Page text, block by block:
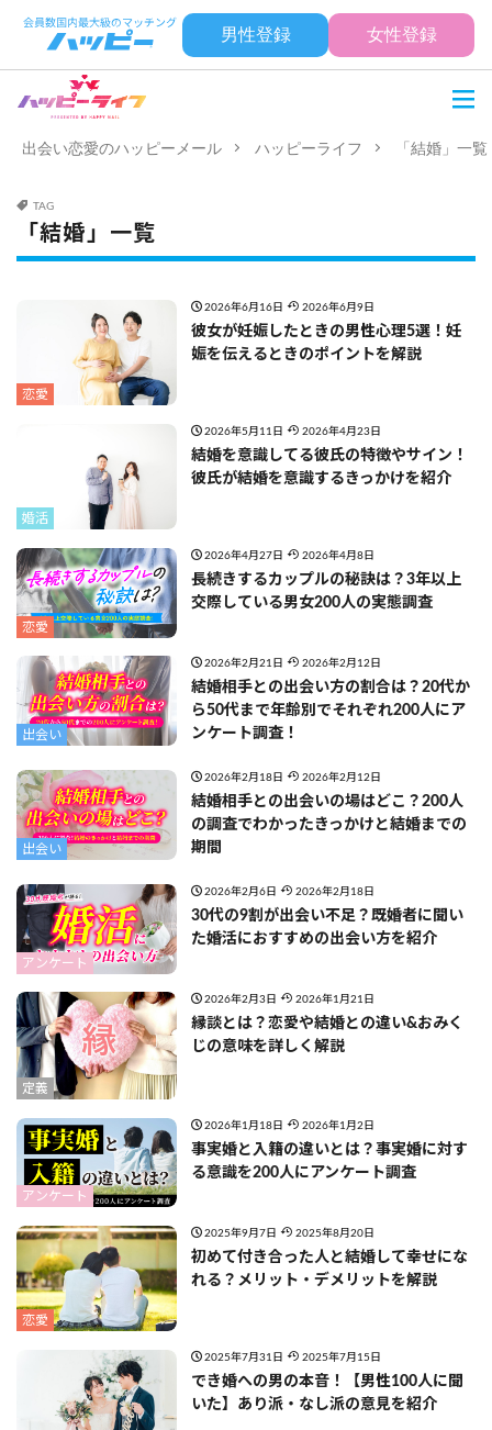
男性登録 女性登録
出会い恋愛のハッピーメール ハッピーライフ 「結婚」一覧
TAG
「結婚」一覧
恋愛
2026年6月16日 2026年6月9日
彼女が妊娠したときの男性心理5選！妊
娠を伝えるときのポイントを解説
婚活
2026年5月11日 2026年4月23日
結婚を意識してる彼氏の特徴やサイン！
彼氏が結婚を意識するきっかけを紹介
恋愛
2026年4月27日 2026年4月8日
長続きするカップルの秘訣は？3年以上
交際している男女200人の実態調査
出会い
2026年2月21日 2026年2月12日
結婚相手との出会い方の割合は？20代か
ら50代まで年齢別でそれぞれ200人にア
ンケート調査！
出会い
2026年2月18日 2026年2月12日
結婚相手との出会いの場はどこ？200人
の調査でわかったきっかけと結婚までの
期間
アンケート
2026年2月6日 2026年2月18日
30代の9割が出会い不足？既婚者に聞い
た婚活におすすめの出会い方を紹介
定義
2026年2月3日 2026年1月21日
縁談とは？恋愛や結婚との違い&おみく
じの意味を詳しく解説
アンケート
2026年1月18日 2026年1月2日
事実婚と入籍の違いとは？事実婚に対す
る意識を200人にアンケート調査
恋愛
2025年9月7日 2025年8月20日
初めて付き合った人と結婚して幸せにな
れる？メリット・デメリットを解説
2025年7月31日 2025年7月15日
でき婚への男の本音！【男性100人に聞
いた】あり派・なし派の意見を紹介